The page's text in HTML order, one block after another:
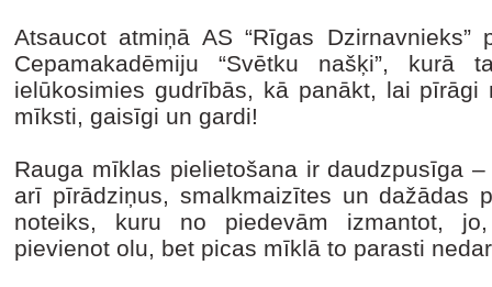
Atsaucot atmiņā AS “Rīgas Dzirnavnieks”
Cepamakadēmiju “Svētku našķi”, kurā
ielūkosimies gudrībās, kā panākt, lai
mīksti, gaisīgi un gardi!
Rauga mīklas pielietošana ir daudzpusīga
arī pīrādziņus, smalkmaizītes un dažādas
noteiks, kuru no piedevām izmantot,
pievienot olu, bet picas mīklā to parasti